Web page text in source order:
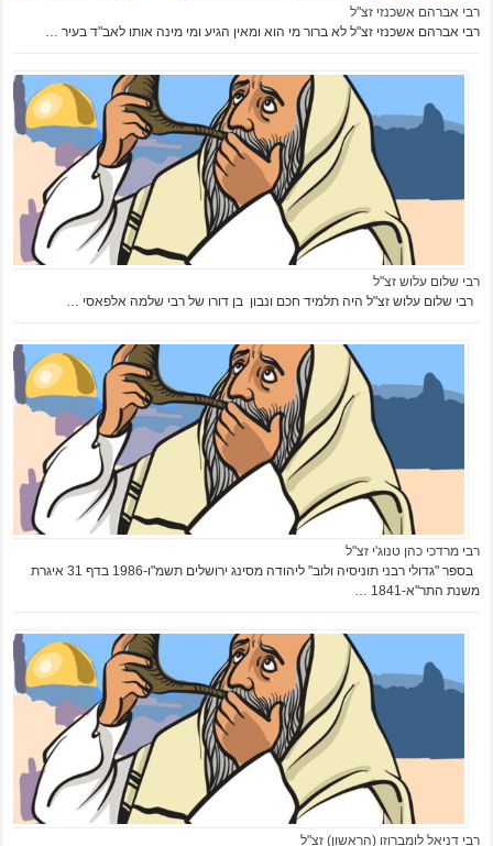
רבי אברהם אשכנזי זצ"ל
רבי אברהם אשכנזי זצ"ל לא ברור מי הוא ומאין הגיע ומי מינה אותו לאב"ד בעיר …
רבי שלום עלוש זצ"ל
רבי שלום עלוש זצ"ל היה תלמיד חכם ונבון בן דורו של רבי שלמה אלפאסי …
רבי מרדכי כהן טנוג'י זצ"ל
בספר "גדולי רבני תוניסיה ולוב" ליהודה מסינג ירושלים תשמ"ו-1986 בדף 31 איגרת
משנת התר"א-1841 …
רבי דניאל לומברוזו (הראשון) זצ"ל